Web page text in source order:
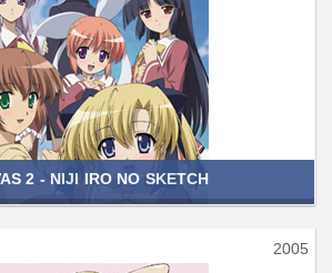
2 - NIJI IRO NO SKETCH
2005